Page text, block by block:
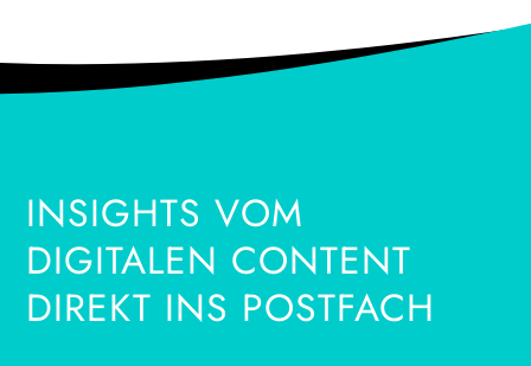
INSIGHTS VOM
DIGITALEN CONTENT
DIREKT INS POSTFACH